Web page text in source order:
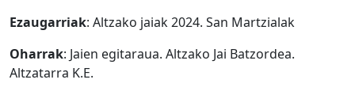
Ezaugarriak: Altzako jaiak 2024. San Martzialak
Oharrak: Jaien egitaraua. Altzako Jai Batzordea.
Altzatarra K.E.